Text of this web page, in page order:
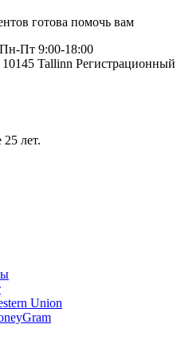
готова помочь вам
Пн-Пт 9:00-18:00
Tallinn Регистрационный
лет.
Union